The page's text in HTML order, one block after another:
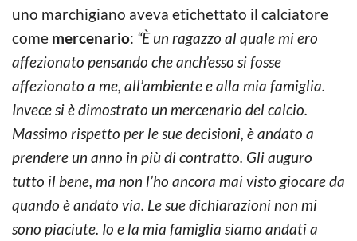
uno marchigiano aveva etichettato il calciatore
come mercenario: “È un ragazzo al quale mi ero
affezionato pensando che anch’esso si fosse
affezionato a me, all’ambiente e alla mia famiglia.
Invece si è dimostrato un mercenario del calcio.
Massimo rispetto per le sue decisioni, è andato a
prendere un anno in più di contratto. Gli auguro
tutto il bene, ma non l’ho ancora mai visto giocare da
quando è andato via. Le sue dichiarazioni non mi
sono piaciute. Io e la mia famiglia siamo andati a